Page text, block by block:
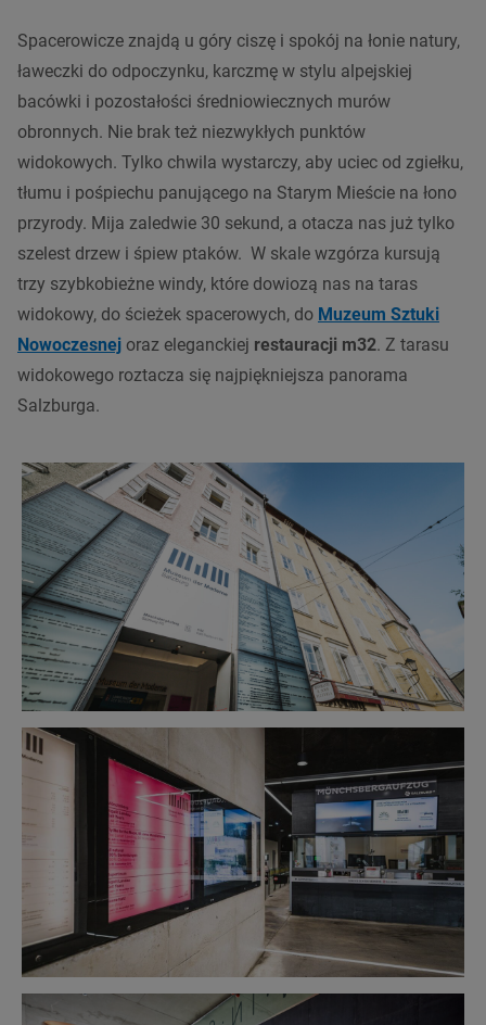
Spacerowicze znajdą u góry ciszę i spokój na łonie natury,
ławeczki do odpoczynku, karczmę w stylu alpejskiej
bacówki i pozostałości średniowiecznych murów
obronnych. Nie brak też niezwykłych punktów
widokowych. Tylko chwila wystarczy, aby uciec od zgiełku,
tłumu i pośpiechu panującego na Starym Mieście na łono
przyrody. Mija zaledwie 30 sekund, a otacza nas już tylko
szelest drzew i śpiew ptaków. W skale wzgórza kursują
trzy szybkobieżne windy, które dowiozą nas na taras
widokowy, do ścieżek spacerowych, do Muzeum Sztuki
Nowoczesnej oraz eleganckiej restauracji m32. Z tarasu
widokowego roztacza się najpiękniejsza panorama
Salzburga.